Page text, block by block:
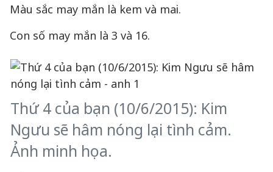
Màu sắc may mắn là kem và mai.
Con số may mắn là 3 và 16.
Thứ 4 của bạn (10/6/2015): Kim
Ngưu sẽ hâm nóng lại tình cảm.
Ảnh minh họa.